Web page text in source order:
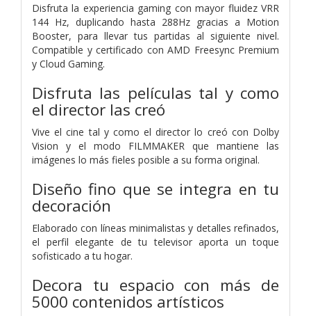
Disfruta la experiencia gaming con mayor fluidez VRR
144 Hz, duplicando hasta 288Hz gracias a Motion
Booster, para llevar tus partidas al siguiente nivel.
Compatible y certificado con AMD Freesync Premium
y Cloud Gaming.
Disfruta las películas tal y como
el director las creó
Vive el cine tal y como el director lo creó con Dolby
Vision y el modo FILMMAKER que mantiene las
imágenes lo más fieles posible a su forma original.
Diseño fino que se integra en tu
decoración
Elaborado con líneas minimalistas y detalles refinados,
el perfil elegante de tu televisor aporta un toque
sofisticado a tu hogar.
Decora tu espacio con más de
5000 contenidos artísticos